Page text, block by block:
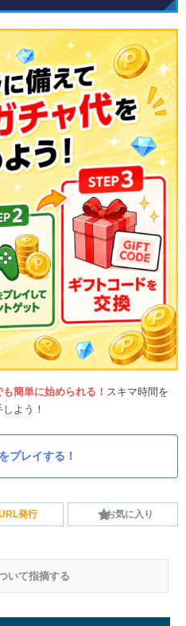
も簡単に始められる！ スキマ時間を
よう！
プレイする！
発行 お気に入り
いて指摘する